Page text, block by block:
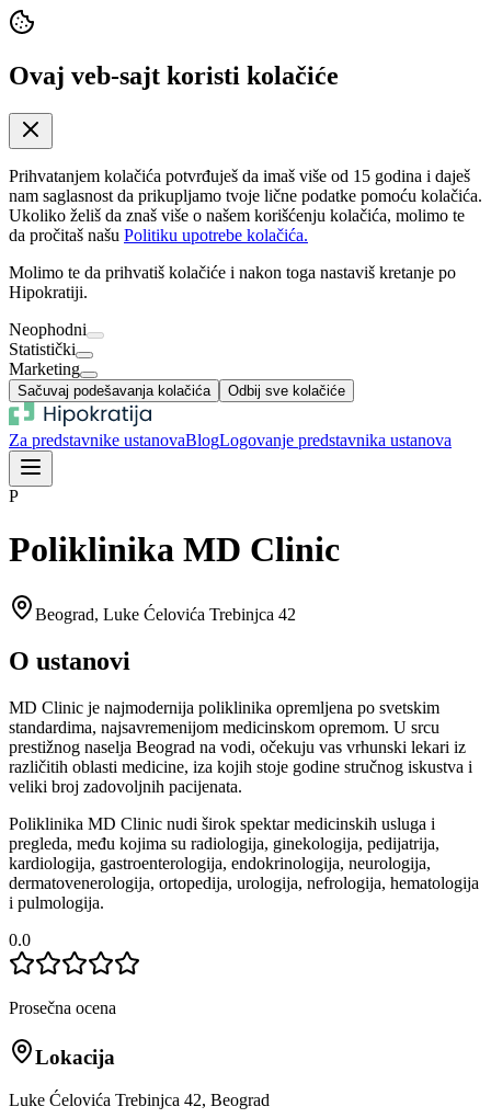
Ovaj veb-sajt koristi kolačiće
Prihvatanjem kolačića potvrđuješ da imaš više od 15 godina i daješ
nam saglasnost da prikupljamo tvoje lične podatke pomoću kolačića.
Ukoliko želiš da znaš više o našem korišćenju kolačića, molimo te
da pročitaš našu Politiku upotrebe kolačića.
Molimo te da prihvatiš kolačiće i nakon toga nastaviš kretanje po
Hipokratiji.
Neophodni
Statistički
Marketing
Sačuvaj podešavanja kolačića Odbij sve kolačiće
Za predstavnike ustanovaBlogLogovanje predstavnika ustanova
P
Poliklinika MD Clinic
Beograd, Luke Ćelovića Trebinjca 42
O ustanovi
MD Clinic je najmodernija poliklinika opremljena po svetskim
standardima, najsavremenijom medicinskom opremom. U srcu
prestižnog naselja Beograd na vodi, očekuju vas vrhunski lekari iz
različitih oblasti medicine, iza kojih stoje godine stručnog iskustva i
veliki broj zadovoljnih pacijenata.
Poliklinika MD Clinic nudi širok spektar medicinskih usluga i
pregleda, među kojima su radiologija, ginekologija, pedijatrija,
kardiologija, gastroenterologija, endokrinologija, neurologija,
dermatovenerologija, ortopedija, urologija, nefrologija, hematologija
i pulmologija.
0.0
Prosečna ocena
Lokacija
Luke Ćelovića Trebinjca 42, Beograd